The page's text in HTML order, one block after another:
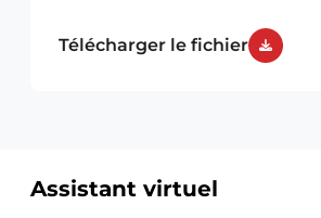
Télécharger le fichier
Ressources
Assistant virtuel